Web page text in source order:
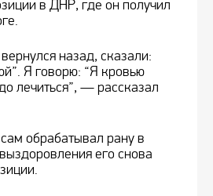
в ДНР, где он получил
назад, сказали:
Я говорю: “Я кровью
лечиться”, — рассказал
обрабатывал рану в
его снова